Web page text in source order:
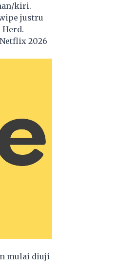
kiri.
justru
2026
mulai diuji